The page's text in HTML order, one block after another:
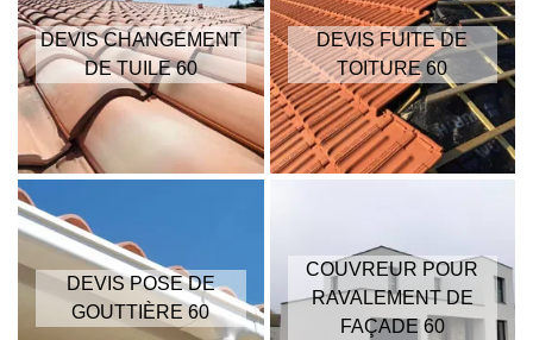
DEVIS CHANGEMENT
DE TUILE 60
DEVIS FUITE DE
TOITURE 60
DEVIS POSE DE
GOUTTIÈRE 60
COUVREUR POUR
RAVALEMENT DE
FAÇADE 60